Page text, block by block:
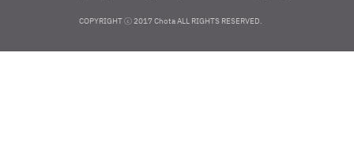
COPYRIGHT ⓒ 2017 Chota ALL RIGHTS RESERVED.